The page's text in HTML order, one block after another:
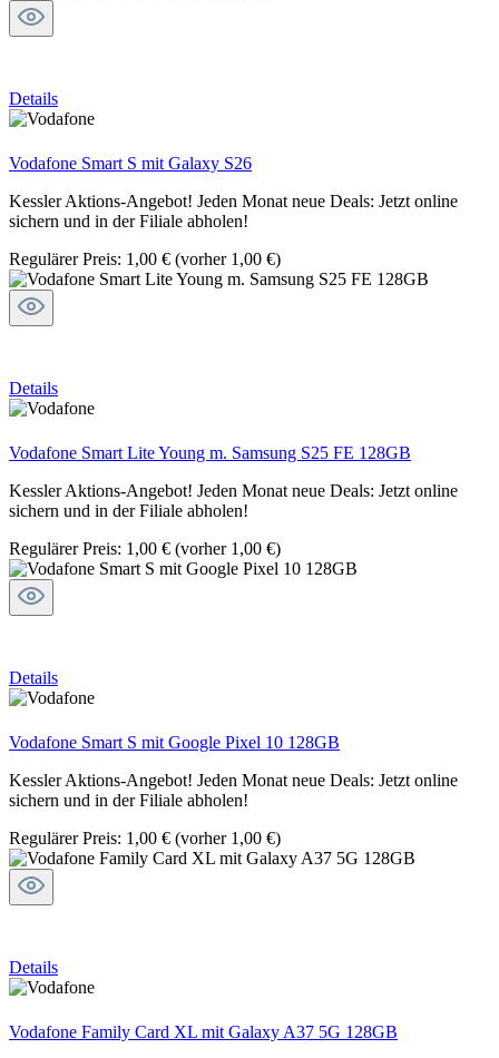
Details
Vodafone Smart S mit Galaxy S26
Kessler Aktions-Angebot! Jeden Monat neue Deals: Jetzt online
sichern und in der Filiale abholen!
Regulärer Preis: 1,00 € (vorher 1,00 €)
Details
Vodafone Smart Lite Young m. Samsung S25 FE 128GB
Kessler Aktions-Angebot! Jeden Monat neue Deals: Jetzt online
sichern und in der Filiale abholen!
Regulärer Preis: 1,00 € (vorher 1,00 €)
Details
Vodafone Smart S mit Google Pixel 10 128GB
Kessler Aktions-Angebot! Jeden Monat neue Deals: Jetzt online
sichern und in der Filiale abholen!
Regulärer Preis: 1,00 € (vorher 1,00 €)
Details
Vodafone Family Card XL mit Galaxy A37 5G 128GB